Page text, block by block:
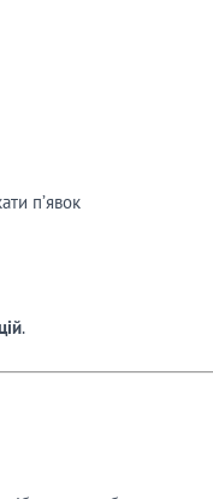
п’явок
.